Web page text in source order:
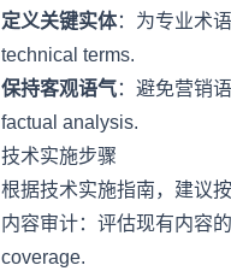
定义关键实体：为专业术
technical terms.
保持客观语气：避免营销
factual analysis.
技术实施步骤
根据技术实施指南，建议
内容审计：评估现有内容
coverage.